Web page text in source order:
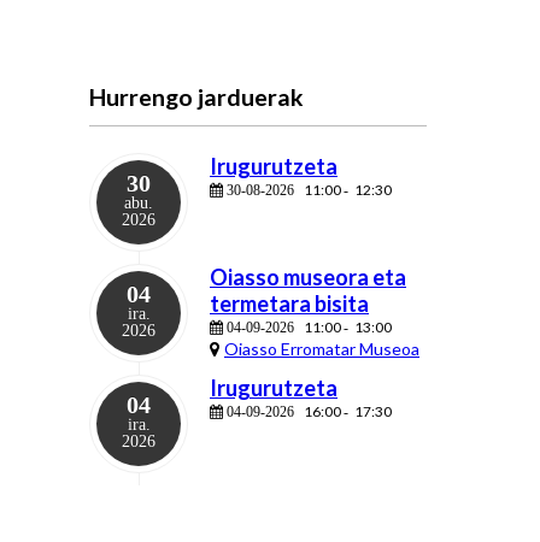
Hurrengo jarduerak
30
abu.
2026
Irugurutzeta
30-08-2026 11:00- 12:30
04
ira.
2026
Oiasso museora eta
termetara bisita
04-09-2026 11:00- 13:00
Oiasso Erromatar Museoa
04
ira.
2026
Irugurutzeta
04-09-2026 16:00- 17:30